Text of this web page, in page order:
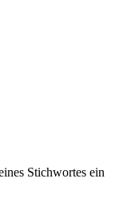
Stichwortes ein